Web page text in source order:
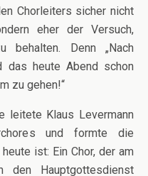
Chorleiters sicher nicht
eher der Versuch,
behalten. Denn „Nach
das heute Abend schon
zu gehen!“
leitete Klaus Levermann
und formte die
ist: Ein Chor, der am
Hauptgottesdienst